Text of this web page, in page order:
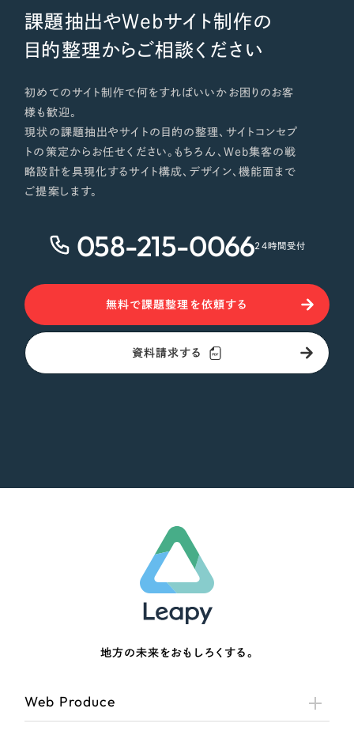
課題抽出やWebサイト制作の
目的整理からご相談ください
初めてのサイト制作で何をすればいいかお困りのお客
様も歓迎。
現状の課題抽出やサイトの目的の整理、サイトコンセプ
トの策定からお任せください。もちろん、Web集客の戦
略設計を具現化するサイト構成、デザイン、機能面まで
ご提案します。
058-215-006624時間受付
無料で課題整理を依頼する
資料請求する
地方の未来をおもしろくする。
Web Produce